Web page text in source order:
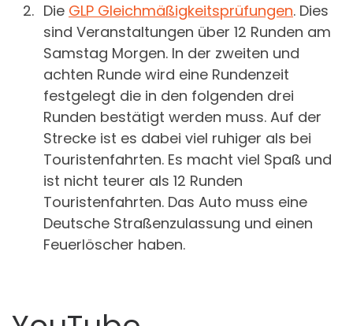
Die GLP Gleichmäßigkeitsprüfungen. Dies
sind Veranstaltungen über 12 Runden am
Samstag Morgen. In der zweiten und
achten Runde wird eine Rundenzeit
festgelegt die in den folgenden drei
Runden bestätigt werden muss. Auf der
Strecke ist es dabei viel ruhiger als bei
Touristenfahrten. Es macht viel Spaß und
ist nicht teurer als 12 Runden
Touristenfahrten. Das Auto muss eine
Deutsche Straßenzulassung und einen
Feuerlöscher haben.